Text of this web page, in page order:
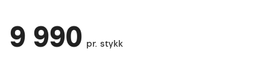
9 990 pr. stykk